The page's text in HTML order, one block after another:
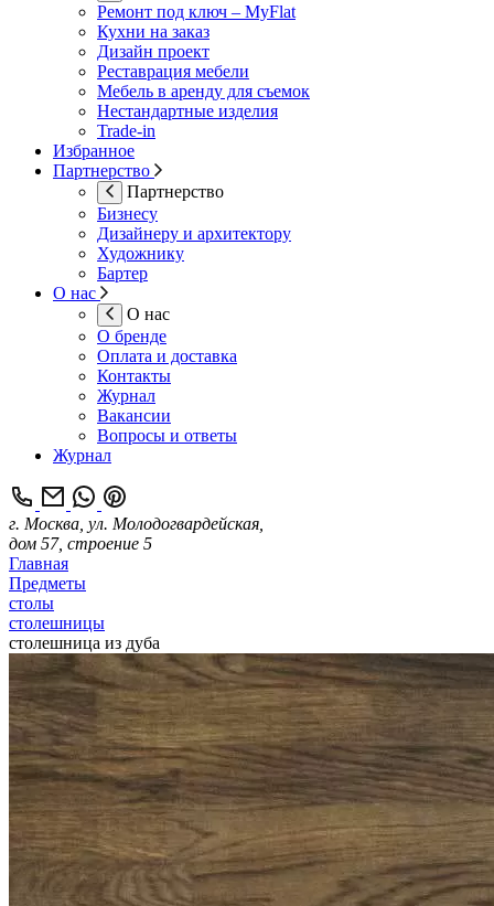
Ремонт под ключ – MyFlat
Кухни на заказ
Дизайн проект
Реставрация мебели
Мебель в аренду для съемок
Нестандартные изделия
Trade-in
Избранное
Партнерство
Партнерство
Бизнесу
Дизайнеру и архитектору
Художнику
Бартер
О нас
О нас
О бренде
Оплата и доставка
Контакты
Журнал
Вакансии
Вопросы и ответы
Журнал
г. Москва, ул. Молодогвардейская,
дом 57, строение 5
Главная
Предметы
столы
столешницы
столешница из дуба